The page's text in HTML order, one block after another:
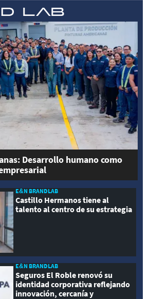
Desarrollo humano como
E&N BRANDLAB
Castillo Hermanos tiene al
talento al centro de su estrategia
E&N BRANDLAB
Seguros El Roble renovó su
identidad corporativa reflejando
innovación, cercanía y